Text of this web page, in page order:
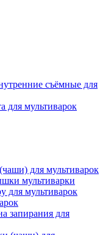
съёмные для
для мультиварок
для мультиварок
мультиварки
для мультиварок
запирания для